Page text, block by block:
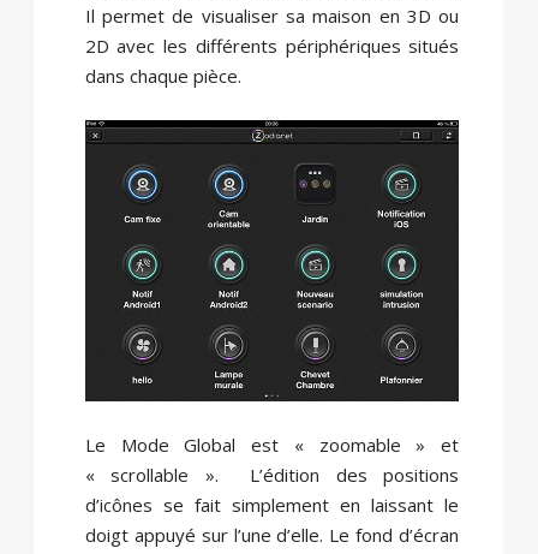
Il permet de visualiser sa maison en 3D ou
2D avec les différents périphériques situés
dans chaque pièce.
Le Mode Global est « zoomable » et
« scrollable ». L’édition des positions
d’icônes se fait simplement en laissant le
doigt appuyé sur l’une d’elle. Le fond d’écran